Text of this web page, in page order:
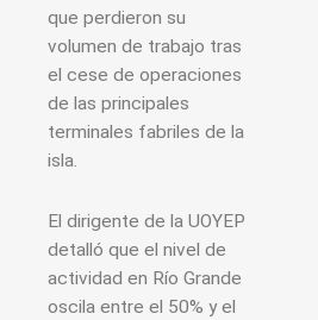
que perdieron su
volumen de trabajo tras
el cese de operaciones
de las principales
terminales fabriles de la
isla.
El dirigente de la UOYEP
detalló que el nivel de
actividad en Río Grande
oscila entre el 50% y el